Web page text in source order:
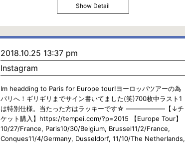
Show Detail
2018.10.25 13:37 pm
Instagram
Im headding to Paris for Europe tour!ヨーロッパツアーの為
パリへ！ギリギリまでサイン書いてました(笑)700枚中ラスト1
は特別仕様。当たった方はラッキーです☆ ——————【↓チ
ケット購入】https://tempei.com/?p=2015 【Europe Tour】
10/27/France, Paris10/30/Belgium, Brussel11/2/France,
Conques11/4/Germany, Dusseldorf, 11/10/The Netherlands,